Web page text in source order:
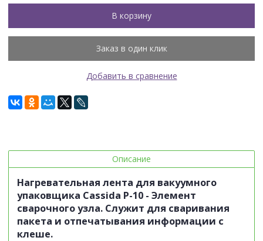
В корзину
Заказ в один клик
Добавить в сравнение
Описание
Нагревательная лента для вакуумного
упаковщика Cassida P-10 - Элемент
сварочного узла. Служит для сваривания
пакета и отпечатывания информации с
клеше.